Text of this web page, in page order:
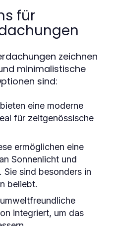
für
zeichnen
minimalistische
sind:
eine moderne
für zeitgenössische
ermöglichen eine
Sonnenlicht und
sind besonders in
beliebt.
integriert, um das